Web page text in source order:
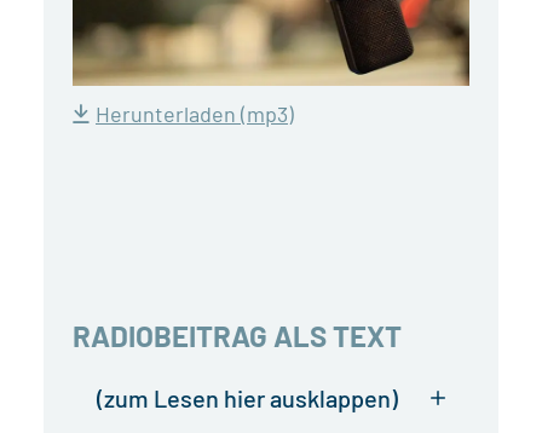
Herunterladen (mp3)
RADIOBEITRAG ALS TEXT
(zum Lesen hier ausklappen)